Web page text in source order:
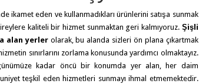
ikamet eden ve kullanmadıkları ürünlerini satışa sunmak
kaliteli bir hizmet sunmaktan geri kalmıyoruz. Şişli
alan yerlerolarak, bu alanda sizleri ön plana çıkartmak
sınırlarını zorlama konusunda yardımcı olmaktayız.
kadar öncü bir konumda yer alan, her daim
teşkil eden hizmetleri sunmayı ihmal etmemektedir.